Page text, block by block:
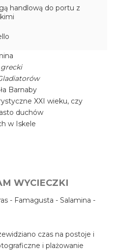
handlową do portu z
Barnaby
XXI wieku, czy
duchów
w Iskele
WYCIECZKI
- Famagusta - Salamina -
czas na postoje i
i plażowanie